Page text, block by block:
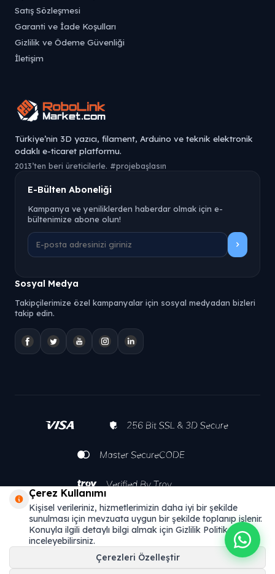
Satış Sözleşmesi
Garanti ve İade Koşulları
Gizlilik ve Ödeme Güvenliği
İletişim
Türkiye’nin 3D yazıcı, filament, Arduino ve teknik elektronik
odaklı e-ticaret platformu.
2013’ten beri üreticilerle. #projebaşlasın
E-Bülten Aboneliği
Kampanya ve yeniliklerden haberdar olmak için e-
bültenimize abone olun!
Sosyal Medya
Takipçilerimize özel kampanyalar için sosyal medyadan bizleri
takip edin.
Çerez Kullanımı
Kişisel verileriniz, hizmetlerimizin daha iyi bir şekilde
sunulması için mevzuata uygun bir şekilde toplanıp işlenir.
Konuyla ilgili detaylı bilgi almak için Gizlilik Politikamızı
inceleyebilirsiniz.
Çerezleri Özelleştir